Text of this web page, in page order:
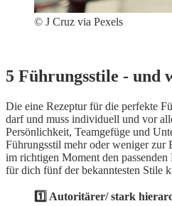
© J Cruz via Pexels
5 Führungsstile - und
Die eine Rezeptur für die perfekte
darf und muss individuell und vor
Persönlichkeit, Teamgefüge und
Führungsstil mehr oder weniger
im richtigen Moment den
für dich fünf der bekanntesten Stile
1️⃣ Autoritärer/ stark